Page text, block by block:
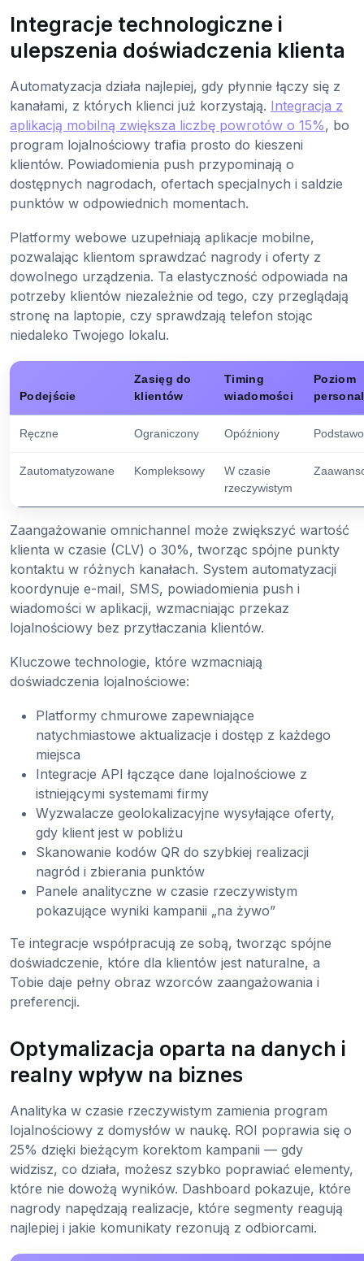
Integracje technologiczne i
ulepszenia doświadczenia klienta
Automatyzacja działa najlepiej, gdy płynnie łączy się z
kanałami, z których klienci już korzystają. Integracja z
aplikacją mobilną zwiększa liczbę powrotów o 15%, bo
program lojalnościowy trafia prosto do kieszeni
klientów. Powiadomienia push przypominają o
dostępnych nagrodach, ofertach specjalnych i saldzie
punktów w odpowiednich momentach.
Platformy webowe uzupełniają aplikacje mobilne,
pozwalając klientom sprawdzać nagrody i oferty z
dowolnego urządzenia. Ta elastyczność odpowiada na
potrzeby klientów niezależnie od tego, czy przeglądają
stronę na laptopie, czy sprawdzają telefon stojąc
niedaleko Twojego lokalu.
Podejście
Zasięg do
klientów
Timing
wiadomości
Poziom
Ręczne Ograniczony Opóźniony
Zautomatyzowane Kompleksowy
W czasie
rzeczywistym
Zaangażowanie omnichannel może zwiększyć wartość
klienta w czasie (CLV) o 30%, tworząc spójne punkty
kontaktu w różnych kanałach. System automatyzacji
koordynuje e-mail, SMS, powiadomienia push i
wiadomości w aplikacji, wzmacniając przekaz
lojalnościowy bez przytłaczania klientów.
Kluczowe technologie, które wzmacniają
doświadczenia lojalnościowe:
Platformy chmurowe zapewniające
natychmiastowe aktualizacje i dostęp z każdego
miejsca
Integracje API łączące dane lojalnościowe z
istniejącymi systemami firmy
Wyzwalacze geolokalizacyjne wysyłające oferty,
gdy klient jest w pobliżu
Skanowanie kodów QR do szybkiej realizacji
nagród i zbierania punktów
Panele analityczne w czasie rzeczywistym
pokazujące wyniki kampanii „na żywo”
Te integracje współpracują ze sobą, tworząc spójne
doświadczenie, które dla klientów jest naturalne, a
Tobie daje pełny obraz wzorców zaangażowania i
preferencji.
Optymalizacja oparta na danych i
realny wpływ na biznes
Analityka w czasie rzeczywistym zamienia program
lojalnościowy z domysłów w naukę. ROI poprawia się o
25% dzięki bieżącym korektom kampanii — gdy
widzisz, co działa, możesz szybko poprawiać elementy,
które nie dowożą wyników. Dashboard pokazuje, które
nagrody napędzają realizacje, które segmenty reagują
najlepiej i jakie komunikaty rezonują z odbiorcami.